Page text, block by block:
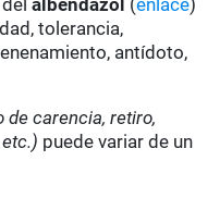
delalbendazol (enlace)
tolerancia,
antídoto,
de carencia, retiro,
puede variar de un